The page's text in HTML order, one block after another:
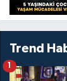
Trend
1